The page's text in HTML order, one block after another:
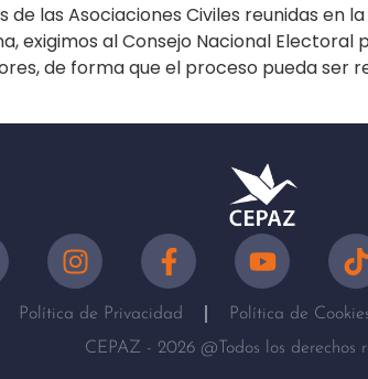
de las Asociaciones Civiles reunidas en
exigimos al Consejo Nacional
de forma que el proceso pueda ser
Política de Privacidad Política de
CEPAZ - 2026 @Todos los derechos